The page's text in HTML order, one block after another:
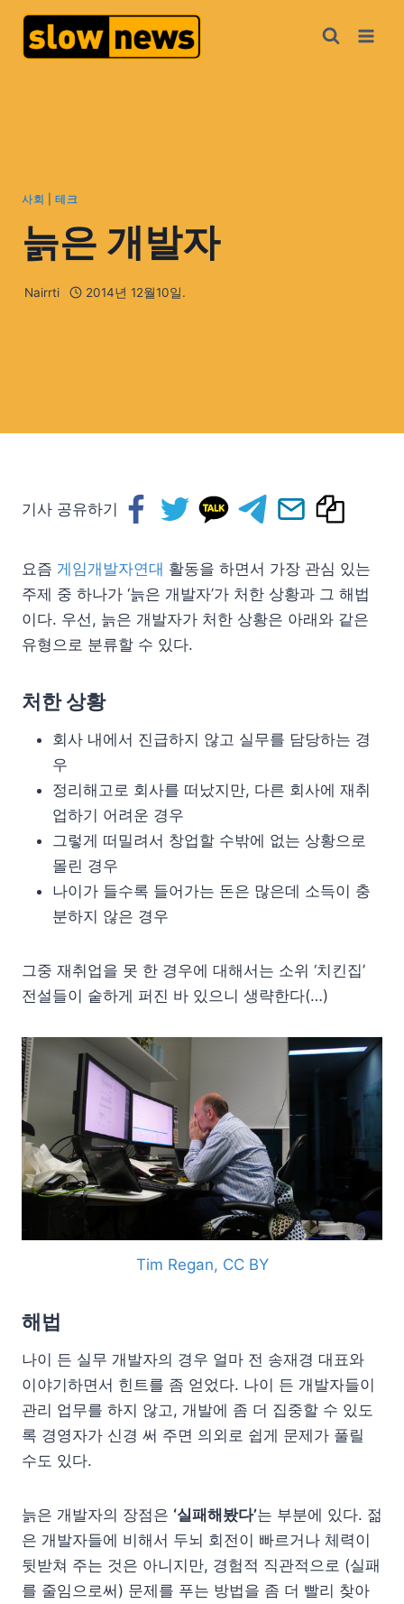
사회 테크
늙은 개발자
Nairrti 2014년 12월10일.
기사 공유하기
요즘 게임개발자연대 활동을 하면서 가장 관심 있는
주제 중 하나가 ‘늙은 개발자’가 처한 상황과 그 해법
이다. 우선, 늙은 개발자가 처한 상황은 아래와 같은
유형으로 분류할 수 있다.
처한 상황
회사 내에서 진급하지 않고 실무를 담당하는 경
우
정리해고로 회사를 떠났지만, 다른 회사에 재취
업하기 어려운 경우
그렇게 떠밀려서 창업할 수밖에 없는 상황으로
몰린 경우
나이가 들수록 들어가는 돈은 많은데 소득이 충
분하지 않은 경우
그중 재취업을 못 한 경우에 대해서는 소위 ‘치킨집’
전설들이 숱하게 퍼진 바 있으니 생략한다(…)
Tim Regan, CC BY
해법
나이 든 실무 개발자의 경우 얼마 전 송재경 대표와
이야기하면서 힌트를 좀 얻었다. 나이 든 개발자들이
관리 업무를 하지 않고, 개발에 좀 더 집중할 수 있도
록 경영자가 신경 써 주면 의외로 쉽게 문제가 풀릴
수도 있다.
늙은 개발자의 장점은 ‘실패해봤다’는 부분에 있다. 젊
은 개발자들에 비해서 두뇌 회전이 빠르거나 체력이
뒷받쳐 주는 것은 아니지만, 경험적 직관적으로 (실패
를 줄임으로써) 문제를 푸는 방법을 좀 더 빨리 찾아